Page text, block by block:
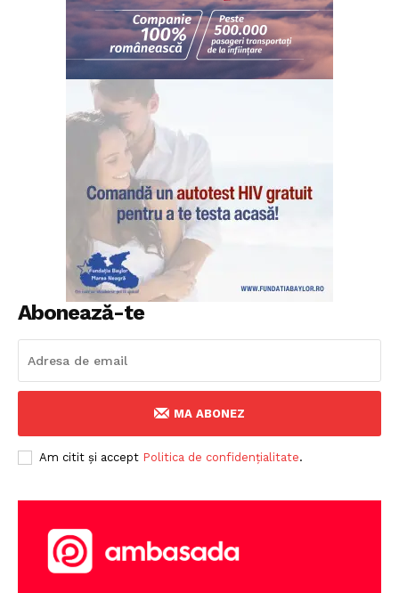
Abonează-te
MA ABONEZ
Am citit și accept Politica de confidențialitate.